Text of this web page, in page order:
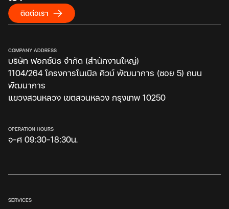
COMPANY ADDRESS
บริษัท ฟอกซ์บิธ จำกัด (สำนักงานใหญ่)
1104/264 โครงการโนเบิล คิวบ์ พัฒนาการ (ซอย 5) ถนน
พัฒนาการ
แขวงสวนหลวง เขตสวนหลวง กรุงเทพ 10250
OPERATION HOURS
จ-ศ 09:30-18:30น.
ติดต่อเรา
SERVICES